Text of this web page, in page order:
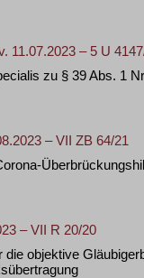
11.07.2023 – 5 U
zu § 39 Abs. 1
– VII ZB 64/21
– VII R 20/20
objektive